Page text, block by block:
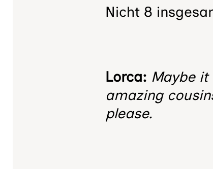
Nicht 8
Lorca: Maybe it
amazing
please.